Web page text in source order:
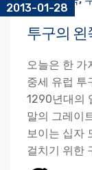
2013-01-28
투구의 왼
오늘은 한 가
중세 유럽 투
1290년대의
말의 그레이
보이는 십자
걸치기 위한